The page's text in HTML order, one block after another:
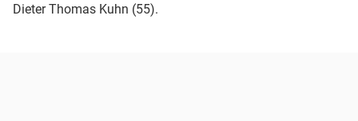
Dieter Thomas Kuhn (55).